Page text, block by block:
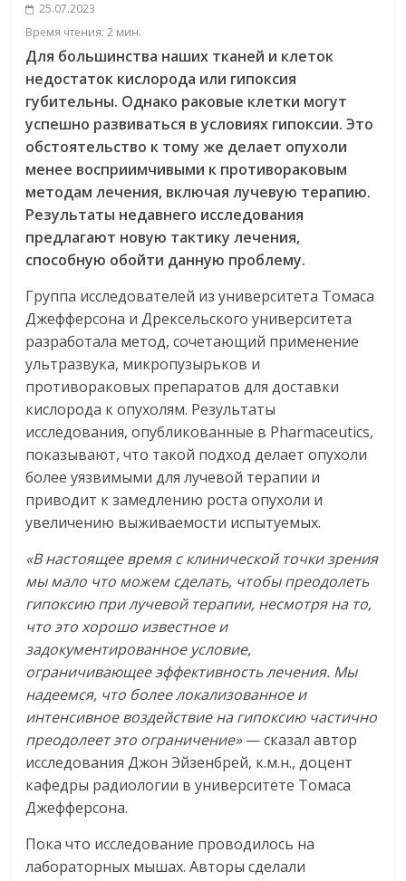
25.07.2023
Время чтения:2 мин.
Для большинства наших тканей и клеток
недостаток кислорода или гипоксия
губительны. Однако раковые клетки могут
успешно развиваться в условиях гипоксии. Это
обстоятельство к тому же делает опухоли
менее восприимчивыми к противораковым
методам лечения, включая лучевую терапию.
Результаты недавнего исследования
предлагают новую тактику лечения,
способную обойти данную проблему.
Группа исследователей из университета Томаса
Джефферсона и Дрексельского университета
разработала метод, сочетающий применение
ультразвука, микропузырьков и
противораковых препаратов для доставки
кислорода к опухолям. Результаты
исследования, опубликованные в Pharmaceutics,
показывают, что такой подход делает опухоли
более уязвимыми для лучевой терапии и
приводит к замедлению роста опухоли и
увеличению выживаемости испытуемых.
«В настоящее время с клинической точки зрения
мы мало что можем сделать, чтобы преодолеть
гипоксию при лучевой терапии, несмотря на то,
что это хорошо известное и
задокументированное условие,
ограничивающее эффективность лечения. Мы
надеемся, что более локализованное и
интенсивное воздействие на гипоксию частично
преодолеет это ограничение»— сказал автор
исследования Джон Эйзенбрей, к.м.н., доцент
кафедры радиологии в университете Томаса
Джефферсона.
Пока что исследование проводилось на
лабораторных мышах. Авторы сделали